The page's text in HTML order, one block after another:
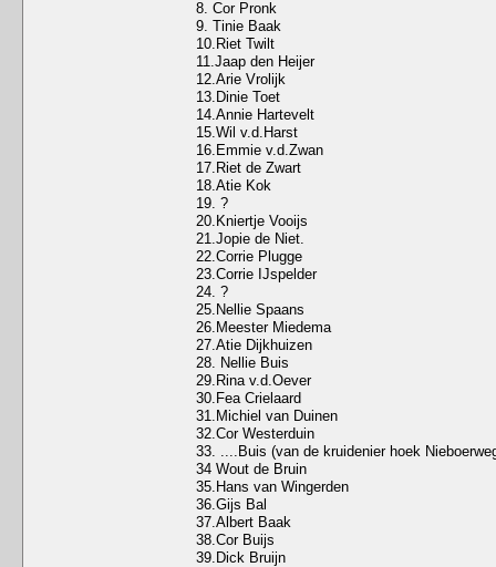
8. Cor Pronk
9. Tinie Baak
10.Riet Twilt
11.Jaap den Heijer
12.Arie Vrolijk
13.Dinie Toet
14.Annie Hartevelt
15.Wil v.d.Harst
16.Emmie v.d.Zwan
17.Riet de Zwart
18.Atie Kok
19. ?
20.Kniertje Vooijs
21.Jopie de Niet.
22.Corrie Plugge
23.Corrie IJspelder
24. ?
25.Nellie Spaans
26.Meester Miedema
27.Atie Dijkhuizen
28. Nellie Buis
29.Rina v.d.Oever
30.Fea Crielaard
31.Michiel van Duinen
32.Cor Westerduin
33. ....Buis (van de kruidenier hoek
34 Wout de Bruin
35.Hans van Wingerden
36.Gijs Bal
37.Albert Baak
38.Cor Buijs
39.Dick Bruijn